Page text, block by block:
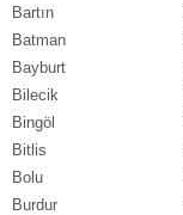
Bartın
Batman
Bayburt
Bilecik
Bingöl
Bitlis
Bolu
Burdur